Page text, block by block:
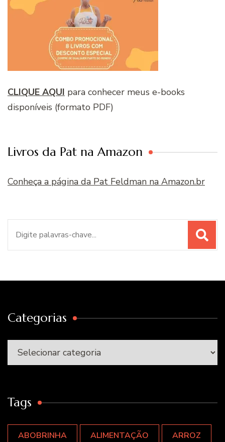
CLIQUE AQUI para conhecer meus e-books
disponíveis (formato PDF)
Livros da Pat na Amazon
Conheça a página da Pat Feldman na Amazon.br
Categorias
Categorias
Tags
ABOBRINHA ALIMENTAÇÃO ARROZ